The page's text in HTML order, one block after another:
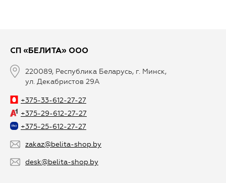
СП «БЕЛИТА» ООО
220089, Республика Беларусь, г. Минск,
ул. Декабристов 29А
+375-33-612-27-27
+375-29-612-27-27
+375-25-612-27-27
zakaz@belita-shop.by
desk@belita-shop.by